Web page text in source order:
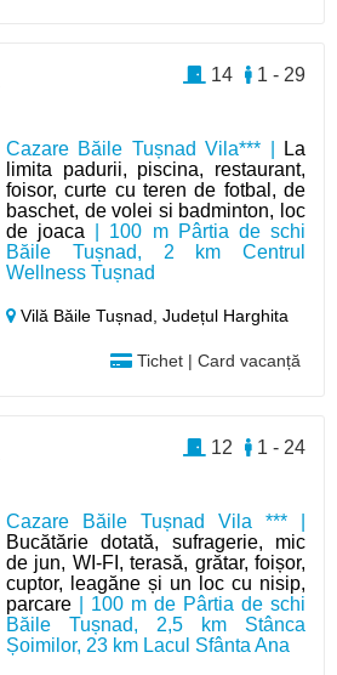
Cazare Băile Tușnad Vila*** |
La
limita padurii, piscina, restaurant,
foisor, curte cu teren de fotbal, de
baschet, de volei si badminton, loc
de joaca | 100 m Pârtia de schi
Băile Tușnad, 2 km Centrul
Wellness Tușnad
Vilă Băile Tușnad,Județul Harghita
Tichet | Card vacanță
1 - 29
14
Cazare Băile Tușnad Vila *** |
Bucătărie dotată, sufragerie, mic
de jun, WI-FI, terasă, grătar, foișor,
cuptor, leagăne și un loc cu nisip,
parcare | 100 m de Pârtia de schi
Băile Tușnad, 2,5 km Stânca
Șoimilor, 23 km Lacul Sfânta Ana
1 - 24
12